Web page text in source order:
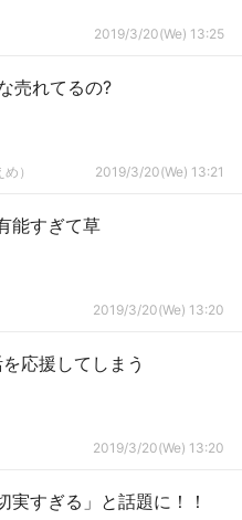
2019/3/20(We) 13:25
売れてるの?
） 2019/3/20(We) 13:21
能すぎて草
2019/3/20(We) 13:20
応援してしまう
2019/3/20(We) 13:20
すぎる」と話題に！！